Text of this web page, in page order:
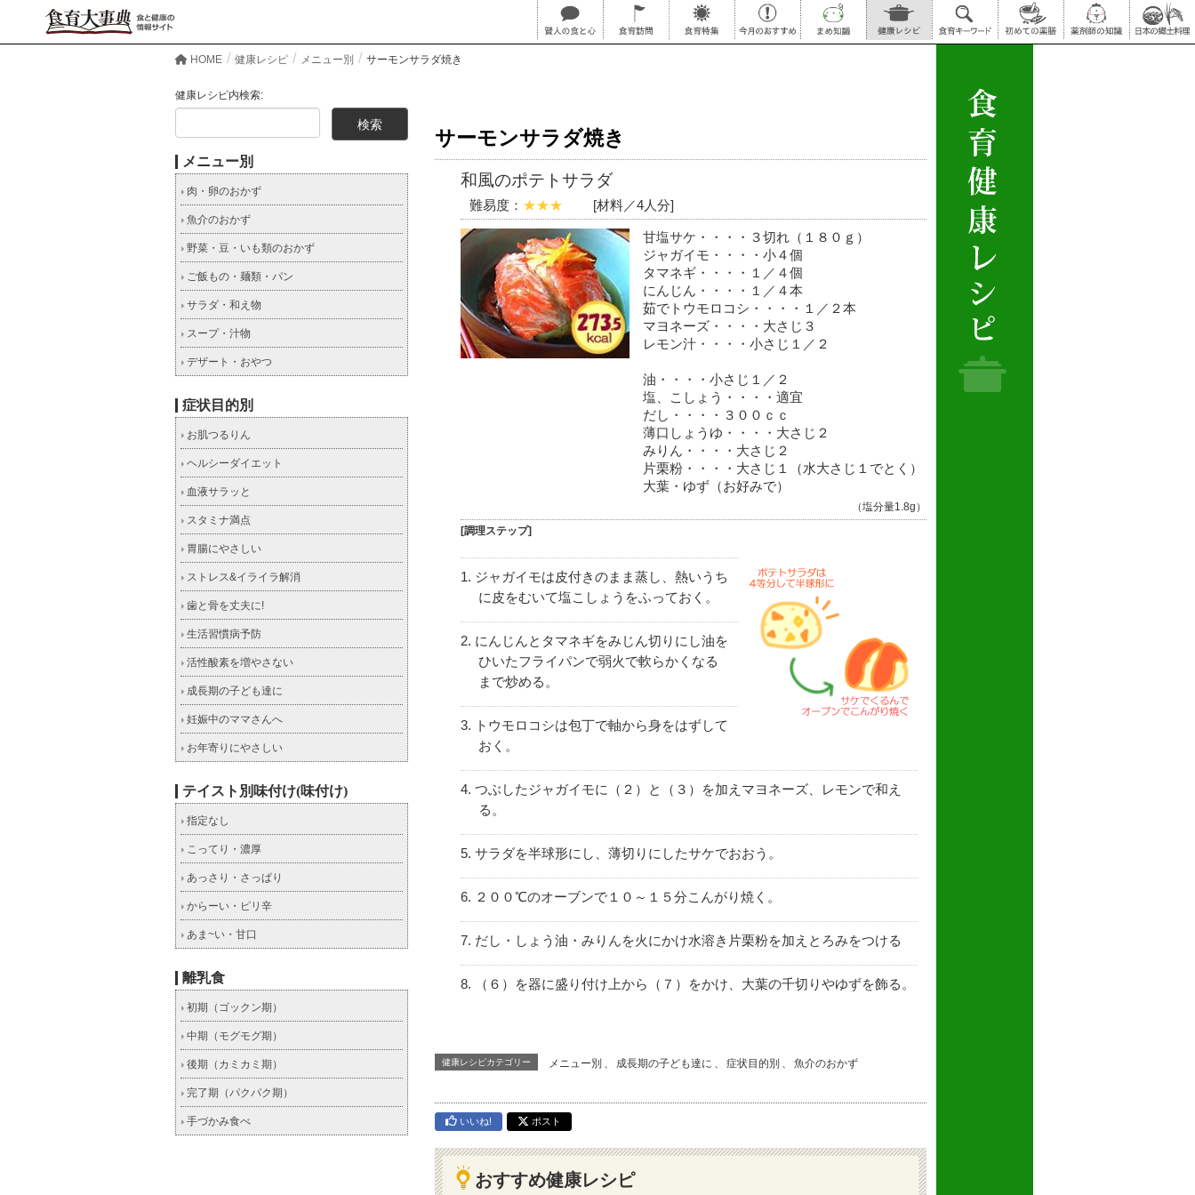
HOME 健康レシピ メニュー別 サーモンサラダ焼き
サーモンサラダ焼き
和風のポテトサラダ
難易度： ★★★ [材料／4人分]
甘塩サケ・・・・３切れ（１８０ｇ）
ジャガイモ・・・・小４個
タマネギ・・・・１／４個
にんじん・・・・１／４本
茹でトウモロコシ・・・・１／２本
マヨネーズ・・・・大さじ３
レモン汁・・・・小さじ１／２
油・・・・小さじ１／２
塩、こしょう・・・・適宜
だし・・・・３００ｃｃ
薄口しょうゆ・・・・大さじ２
みりん・・・・大さじ２
片栗粉・・・・大さじ１（水大さじ１でとく）
大葉・ゆず（お好みで）
（塩分量1.8g）
[調理ステップ]
ジャガイモは皮付きのまま蒸し、熱いうち
に皮をむいて塩こしょうをふっておく。
にんじんとタマネギをみじん切りにし油を
ひいたフライパンで弱火で軟らかくなる
まで炒める。
トウモロコシは包丁で軸から身をはずして
おく。
つぶしたジャガイモに（２）と（３）を加えマヨネーズ、レモンで和え
る。
サラダを半球形にし、薄切りにしたサケでおおう。
２００℃のオーブンで１０～１５分こんがり焼く。
だし・しょう油・みりんを火にかけ水溶き片栗粉を加えとろみをつける
（６）を器に盛り付け上から（７）をかけ、大葉の千切りやゆずを飾る。
健康レシピカテゴリー メニュー別 、 成長期の子ども達に 、 症状目的別 、 魚介のおかず
いいね! ポスト
おすすめ健康レシピ
健康レシピ内検索:
メニュー別
肉・卵のおかず
魚介のおかず
野菜・豆・いも類のおかず
ご飯もの・麺類・パン
サラダ・和え物
スープ・汁物
デザート・おやつ
症状目的別
お肌つるりん
ヘルシーダイエット
血液サラッと
スタミナ満点
胃腸にやさしい
ストレス&イライラ解消
歯と骨を丈夫に!
生活習慣病予防
活性酸素を増やさない
成長期の子ども達に
妊娠中のママさんへ
お年寄りにやさしい
テイスト別味付け(味付け)
指定なし
こってり・濃厚
あっさり・さっぱり
からーい・ピリ辛
あま~い・甘口
離乳食
初期（ゴックン期）
中期（モグモグ期）
後期（カミカミ期）
完了期（パクパク期）
手づかみ食べ